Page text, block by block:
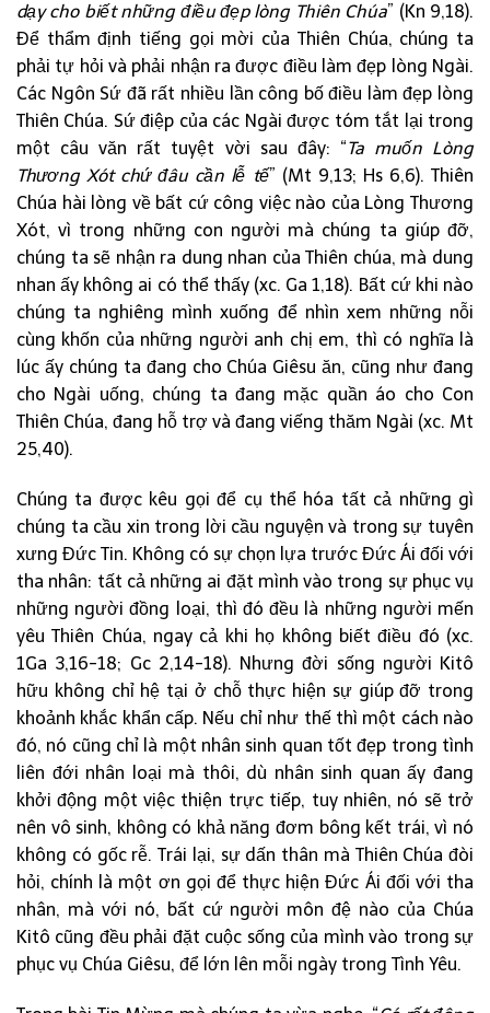
dạy cho biết những điều đẹp lòng Thiên Chúa” (Kn 9,18).
Để thẩm định tiếng gọi mời của Thiên Chúa, chúng ta
phải tự hỏi và phải nhận ra được điều làm đẹp lòng Ngài.
Các Ngôn Sứ đã rất nhiều lần công bố điều làm đẹp lòng
Thiên Chúa. Sứ điệp của các Ngài được tóm tắt lại trong
một câu văn rất tuyệt vời sau đây: “Ta muốn Lòng
Thương Xót chứ đâu cần lễ tế” (Mt 9,13; Hs 6,6). Thiên
Chúa hài lòng về bất cứ công việc nào của Lòng Thương
Xót, vì trong những con người mà chúng ta giúp đỡ,
chúng ta sẽ nhận ra dung nhan của Thiên chúa, mà dung
nhan ấy không ai có thể thấy (xc. Ga 1,18). Bất cứ khi nào
chúng ta nghiêng mình xuống để nhìn xem những nỗi
cùng khốn của những người anh chị em, thì có nghĩa là
lúc ấy chúng ta đang cho Chúa Giêsu ăn, cũng như đang
cho Ngài uống, chúng ta đang mặc quần áo cho Con
Thiên Chúa, đang hỗ trợ và đang viếng thăm Ngài (xc. Mt
25,40).
Chúng ta được kêu gọi để cụ thể hóa tất cả những gì
chúng ta cầu xin trong lời cầu nguyện và trong sự tuyên
xưng Đức Tin. Không có sự chọn lựa trước Đức Ái đối với
tha nhân: tất cả những ai đặt mình vào trong sự phục vụ
những người đồng loại, thì đó đều là những người mến
yêu Thiên Chúa, ngay cả khi họ không biết điều đó (xc.
1Ga 3,16-18; Gc 2,14-18). Nhưng đời sống người Kitô
hữu không chỉ hệ tại ở chỗ thực hiện sự giúp đỡ trong
khoảnh khắc khẩn cấp. Nếu chỉ như thế thì một cách nào
đó, nó cũng chỉ là một nhân sinh quan tốt đẹp trong tình
liên đới nhân loại mà thôi, dù nhân sinh quan ấy đang
khởi động một việc thiện trực tiếp, tuy nhiên, nó sẽ trở
nên vô sinh, không có khả năng đơm bông kết trái, vì nó
không có gốc rễ. Trái lại, sự dấn thân mà Thiên Chúa đòi
hỏi, chính là một ơn gọi để thực hiện Đức Ái đối với tha
nhân, mà với nó, bất cứ người môn đệ nào của Chúa
Kitô cũng đều phải đặt cuộc sống của mình vào trong sự
phục vụ Chúa Giêsu, để lớn lên mỗi ngày trong Tình Yêu.